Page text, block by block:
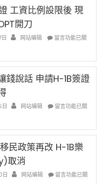
Year
Ox
Issue〉
中
工資比例設限後 現
開刀
网站编辑
在
1B
證
資
比
設
後
開
留言功能已關
錢說話 申請H-1B簽證
日 网站编辑
在
新
讓
說
話
留言功能已關
民政策再改 H-1B樂
取消
日 网站编辑
在
留言功能已關